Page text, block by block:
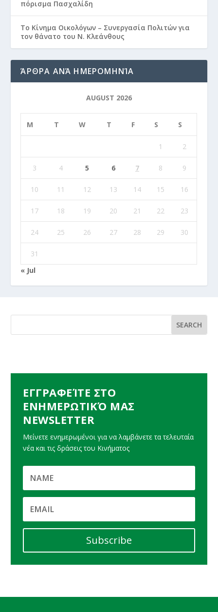
πόρισμα Πασχαλίδη
Το Κίνημα Οικολόγων – Συνεργασία Πολιτών για
τον θάνατο του Ν. Κλεάνθους
ΆΡΘΡΑ ΑΝΆ ΗΜΕΡΟΜΗΝΊΑ
AUGUST 2026
M T W T F S S
1 2
3 4 5 6 7 8 9
10 11 12 13 14 15 16
17 18 19 20 21 22 23
24 25 26 27 28 29 30
31
« Jul
ΕΓΓΡΑΦΕΊΤΕ ΣΤΟ
ΕΝΗΜΕΡΩΤΙΚΌ ΜΑΣ
NEWSLETTER
Μείνετε ενημερωμένοι για να λαμβάνετε τα τελευταία
νέα και τις δράσεις του Κινήματος
Subscribe